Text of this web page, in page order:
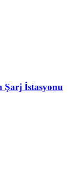
İstasyonu